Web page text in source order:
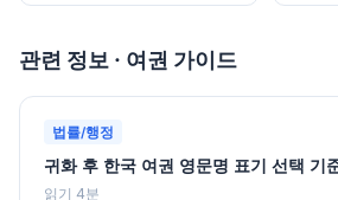
관련 정보 · 여권 가이드
법률/행정
귀화 후 한국 여권 영문명 표기 선택 기
읽기 4분